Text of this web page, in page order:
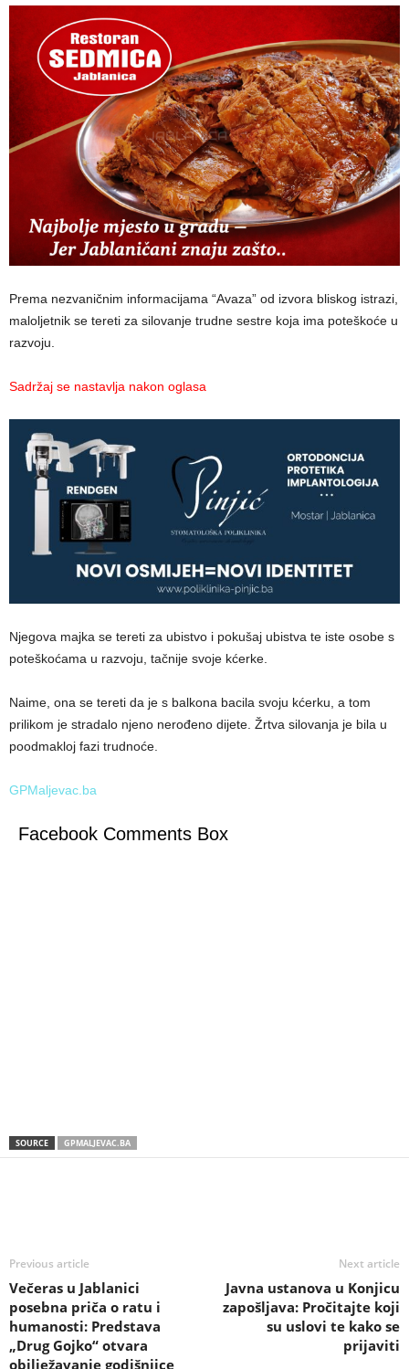
Prema nezvaničnim informacijama “Avaza” od izvora bliskog istrazi,
maloljetnik se tereti za silovanje trudne sestre koja ima poteškoće u
razvoju.
Sadržaj se nastavlja nakon oglasa
Njegova majka se tereti za ubistvo i pokušaj ubistva te iste osobe s
poteškoćama u razvoju, tačnije svoje kćerke.
Naime, ona se tereti da je s balkona bacila svoju kćerku, a tom
prilikom je stradalo njeno nerođeno dijete. Žrtva silovanja je bila u
poodmakloj fazi trudnoće.
GPMaljevac.ba
Facebook Comments Box
SOURCE GPMALJEVAC.BA
Previous article
Večeras u Jablanici
posebna priča o ratu i
humanosti: Predstava
„Drug Gojko“ otvara
obilježavanje godišnjice
Next article
Javna ustanova u Konjicu
zapošljava: Pročitajte koji
su uslovi te kako se
prijaviti